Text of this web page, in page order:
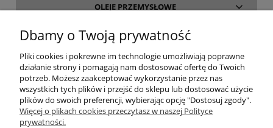
OLEJE PRZEMYSŁOWE
INFORMACJE
O FIRMIE
Dbamy o Twoją prywatność
Pliki cookies i pokrewne im technologie umożliwiają poprawne
działanie strony i pomagają nam dostosować ofertę do Twoich
potrzeb. Możesz zaakceptować wykorzystanie przez nas
wszystkich tych plików i przejść do sklepu lub dostosować użycie
plików do swoich preferencji, wybierając opcję "Dostosuj zgody".
Więcej o plikach cookies przeczytasz w naszej Polityce
prywatności.